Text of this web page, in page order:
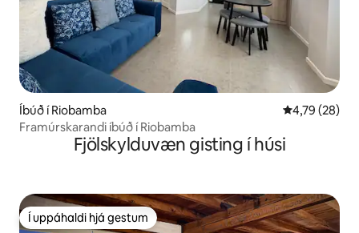
Íbúð í Riobamba 4,79 af 5 í
4,79 (28)
Framúrskarandi íbúð í Riobamba
Fjölskylduvæn gisting í húsi
Í uppáhaldi hjá gestum
Í uppáhaldi hjá gestum